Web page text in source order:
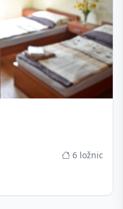
6 ložnic